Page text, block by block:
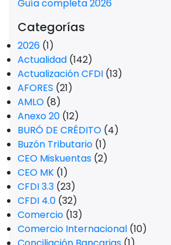
Guía completa 2026
Categorías
2026 (1)
Actualidad (142)
Actualización CFDI (13)
AFORES (21)
AMLO (8)
Anexo 20 (12)
BURÓ DE CRÉDITO (4)
Buzón Tributario (1)
CEO Miskuentas (2)
CEO MK (1)
CFDI 3.3 (23)
CFDI 4.0 (32)
Comercio (13)
Comercio Internacional (10)